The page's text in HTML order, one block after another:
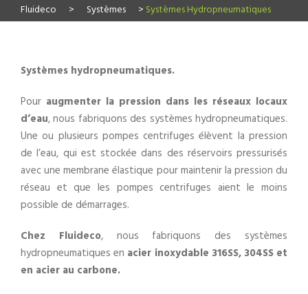
Fluideco > Systèmes > Systèmes Hydropneumatiques
Systèmes hydropneumatiques.
Pour augmenter la pression dans les réseaux locaux
d’eau, nous fabriquons des systèmes hydropneumatiques.
Une ou plusieurs pompes centrifuges élèvent la pression
de l’eau, qui est stockée dans des réservoirs pressurisés
avec une membrane élastique pour maintenir la pression du
réseau et que les pompes centrifuges aient le moins
possible de démarrages.
Chez Fluideco, nous fabriquons des systèmes
hydropneumatiques en acier inoxydable 316SS, 304SS et
en acier au carbone.